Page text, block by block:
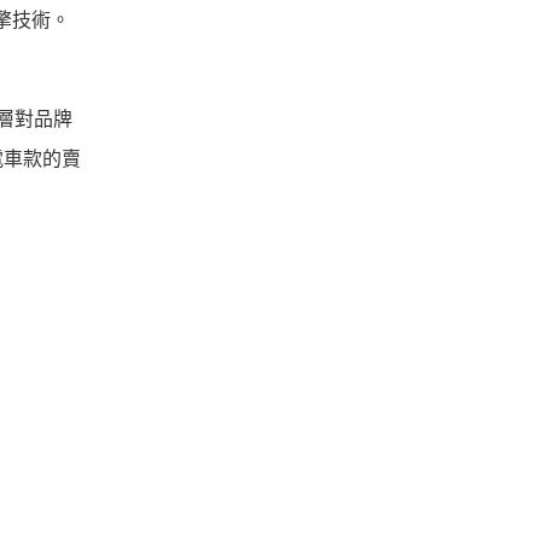
技術。
對品牌
款的賣